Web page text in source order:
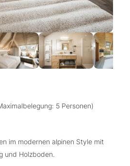
5 Personen)
im modernen alpinen Style mit
und Holzboden.